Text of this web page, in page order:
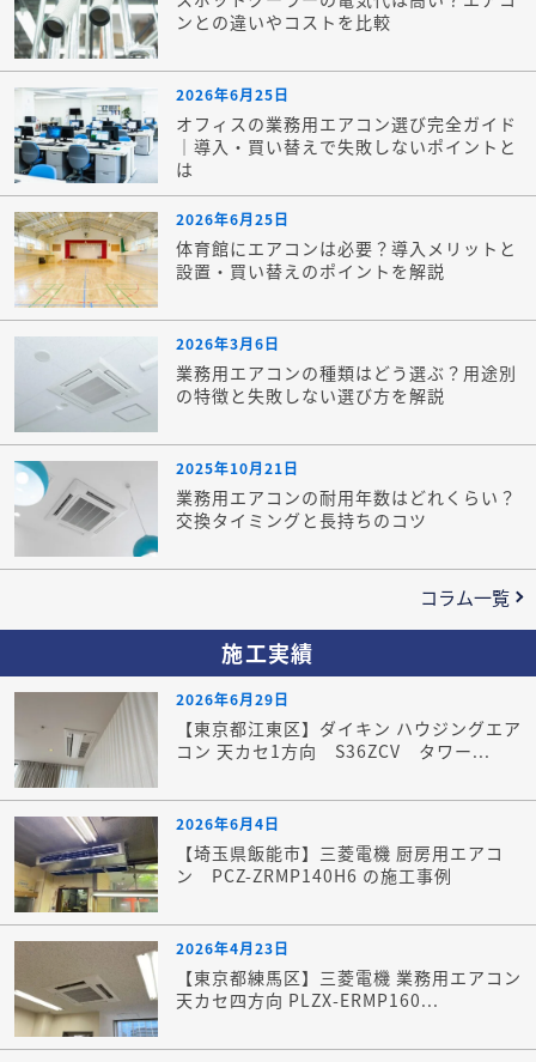
ンとの違いやコストを比較
2026年6月25日
オフィスの業務用エアコン選び完全ガイド
｜導入・買い替えで失敗しないポイントと
は
2026年6月25日
体育館にエアコンは必要？導入メリットと
設置・買い替えのポイントを解説
2026年3月6日
業務用エアコンの種類はどう選ぶ？用途別
の特徴と失敗しない選び方を解説
2025年10月21日
業務用エアコンの耐用年数はどれくらい？
交換タイミングと長持ちのコツ
コラム一覧
施工実績
2026年6月29日
【東京都江東区】ダイキン ハウジングエア
コン 天カセ1方向 S36ZCV タワー...
2026年6月4日
【埼玉県飯能市】三菱電機 厨房用エアコ
ン PCZ-ZRMP140H6 の施工事例
2026年4月23日
【東京都練馬区】三菱電機 業務用エアコン
天カセ四方向 PLZX-ERMP160...